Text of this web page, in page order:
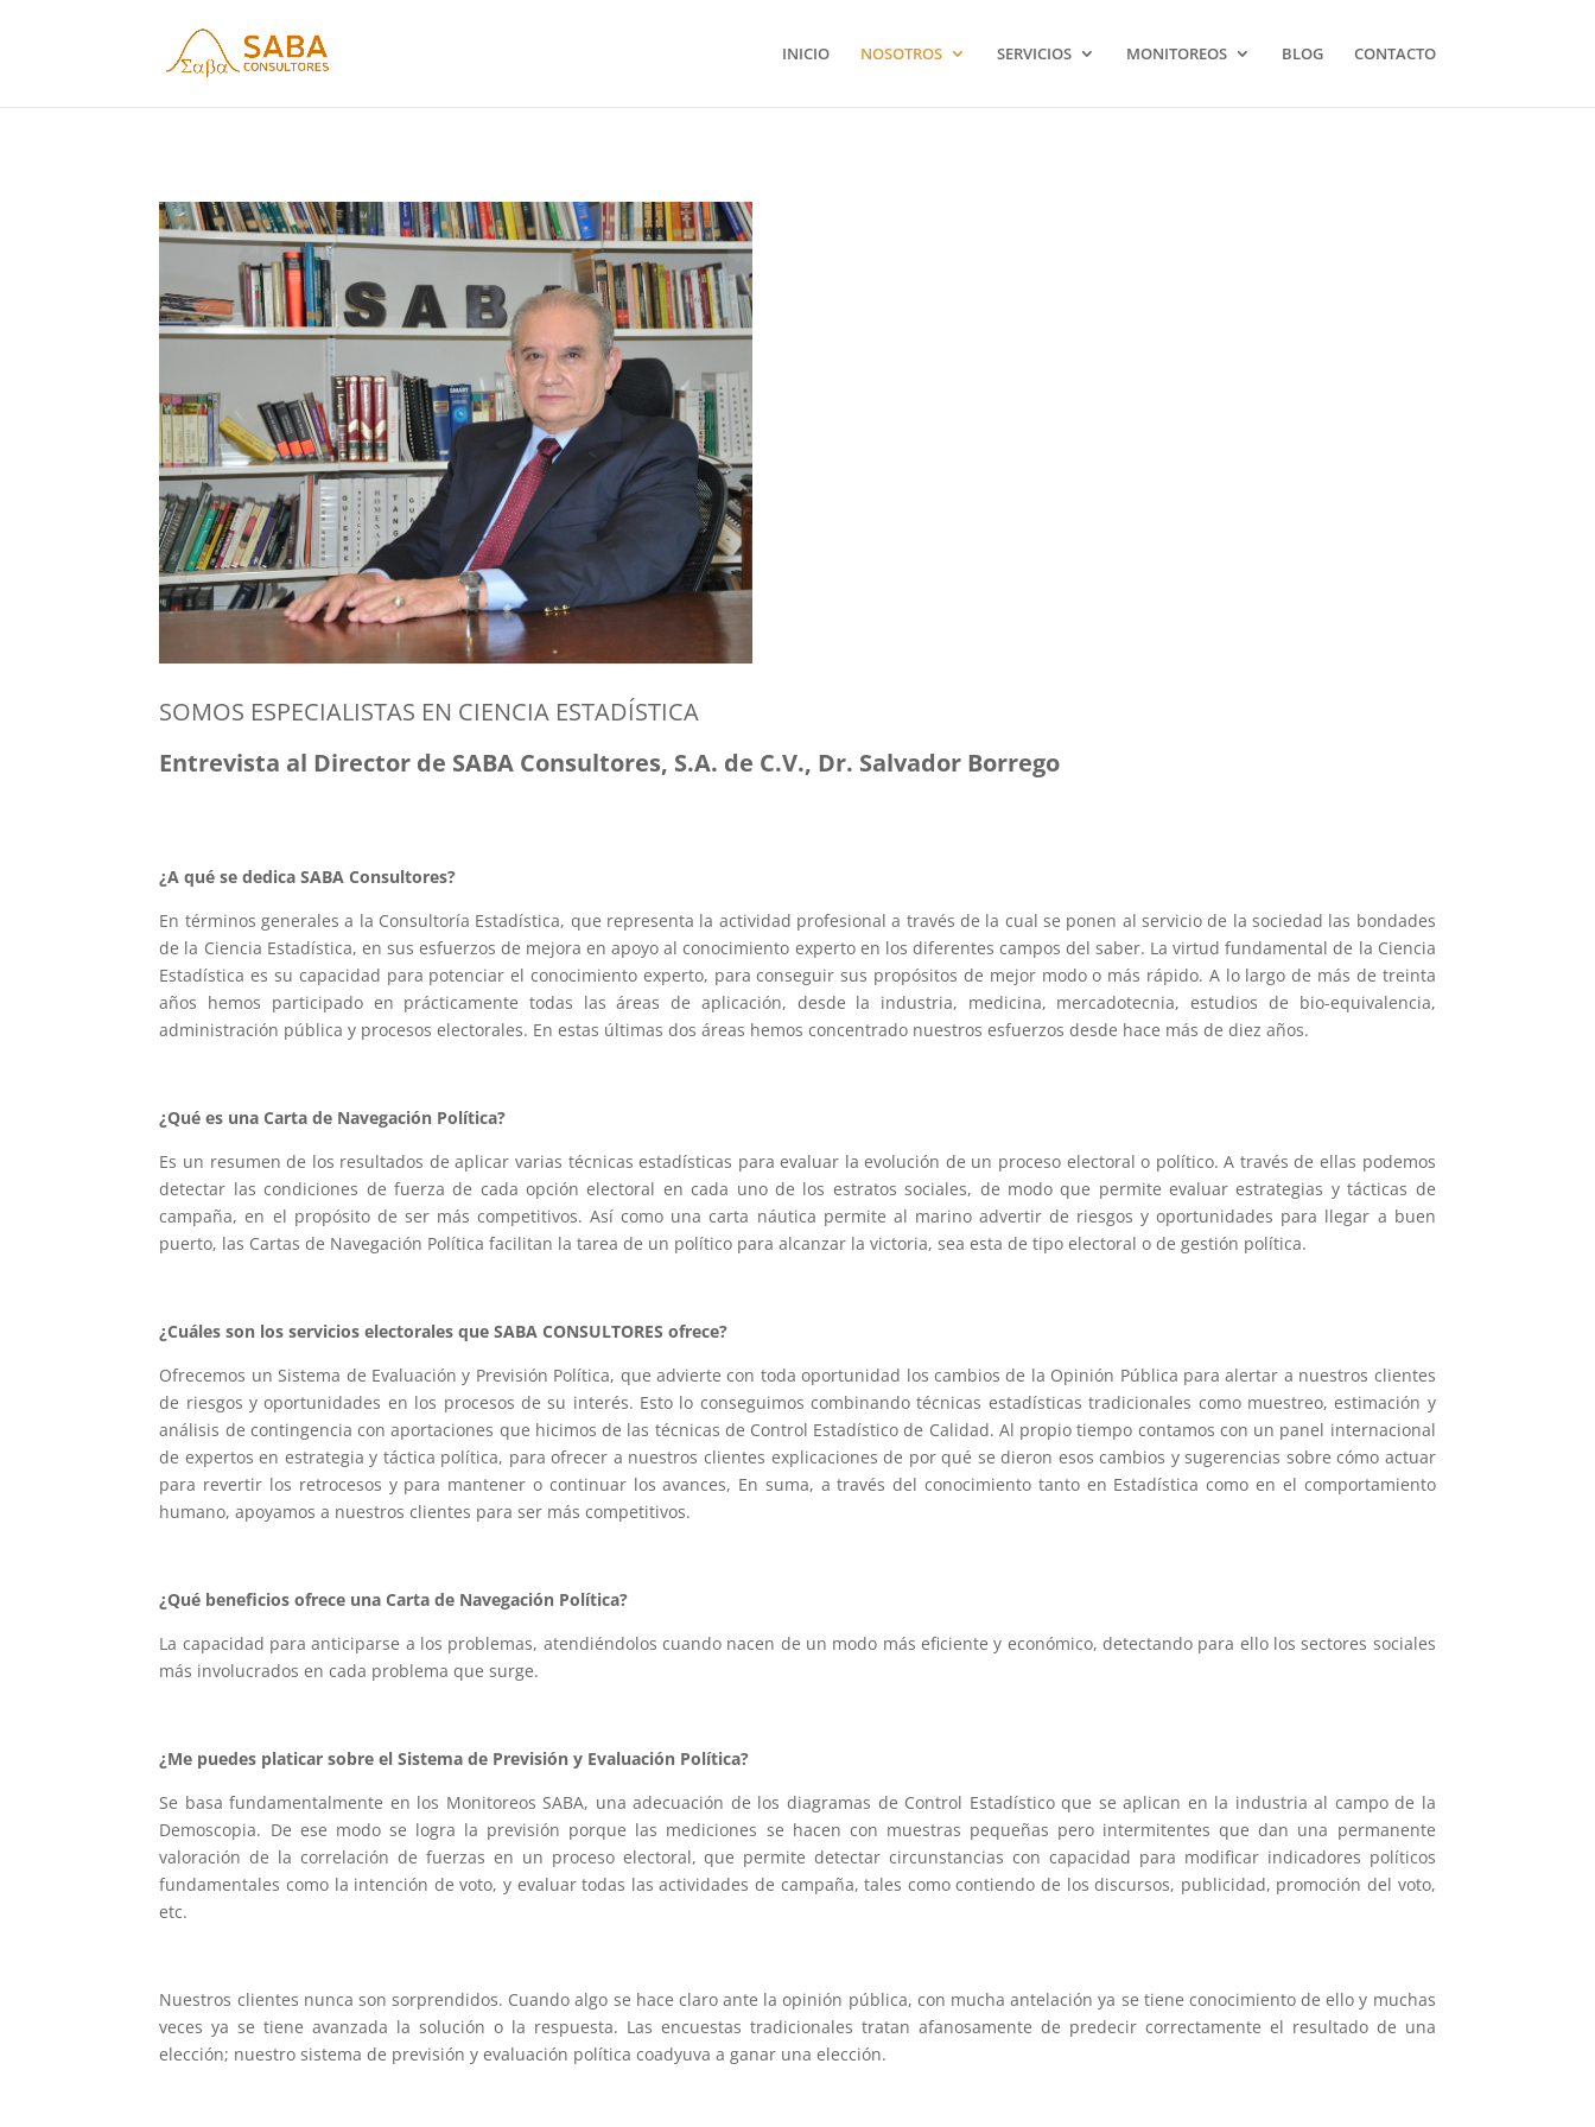
INICIO NOSOTROS SERVICIOS MONITOREOS BLOG CONTACTO
SOMOS ESPECIALISTAS EN CIENCIA ESTADÍSTICA
Entrevista al Director de SABA Consultores, S.A. de C.V., Dr. Salvador Borrego
¿A qué se dedica SABA Consultores?
En términos generales a la Consultoría Estadística, que representa la actividad profesional a través de la cual se ponen al servicio de la sociedad las bondades
de la Ciencia Estadística, en sus esfuerzos de mejora en apoyo al conocimiento experto en los diferentes campos del saber. La virtud fundamental de la Ciencia
Estadística es su capacidad para potenciar el conocimiento experto, para conseguir sus propósitos de mejor modo o más rápido. A lo largo de más de treinta
años hemos participado en prácticamente todas las áreas de aplicación, desde la industria, medicina, mercadotecnia, estudios de bio-equivalencia,
administración pública y procesos electorales. En estas últimas dos áreas hemos concentrado nuestros esfuerzos desde hace más de diez años.
¿Qué es una Carta de Navegación Política?
Es un resumen de los resultados de aplicar varias técnicas estadísticas para evaluar la evolución de un proceso electoral o político. A través de ellas podemos
detectar las condiciones de fuerza de cada opción electoral en cada uno de los estratos sociales, de modo que permite evaluar estrategias y tácticas de
campaña, en el propósito de ser más competitivos. Así como una carta náutica permite al marino advertir de riesgos y oportunidades para llegar a buen
puerto, las Cartas de Navegación Política facilitan la tarea de un político para alcanzar la victoria, sea esta de tipo electoral o de gestión política.
¿Cuáles son los servicios electorales que SABA CONSULTORES ofrece?
Ofrecemos un Sistema de Evaluación y Previsión Política, que advierte con toda oportunidad los cambios de la Opinión Pública para alertar a nuestros clientes
de riesgos y oportunidades en los procesos de su interés. Esto lo conseguimos combinando técnicas estadísticas tradicionales como muestreo, estimación y
análisis de contingencia con aportaciones que hicimos de las técnicas de Control Estadístico de Calidad. Al propio tiempo contamos con un panel internacional
de expertos en estrategia y táctica política, para ofrecer a nuestros clientes explicaciones de por qué se dieron esos cambios y sugerencias sobre cómo actuar
para revertir los retrocesos y para mantener o continuar los avances, En suma, a través del conocimiento tanto en Estadística como en el comportamiento
humano, apoyamos a nuestros clientes para ser más competitivos.
¿Qué beneficios ofrece una Carta de Navegación Política?
La capacidad para anticiparse a los problemas, atendiéndolos cuando nacen de un modo más eficiente y económico, detectando para ello los sectores sociales
más involucrados en cada problema que surge.
¿Me puedes platicar sobre el Sistema de Previsión y Evaluación Política?
Se basa fundamentalmente en los Monitoreos SABA, una adecuación de los diagramas de Control Estadístico que se aplican en la industria al campo de la
Demoscopia. De ese modo se logra la previsión porque las mediciones se hacen con muestras pequeñas pero intermitentes que dan una permanente
valoración de la correlación de fuerzas en un proceso electoral, que permite detectar circunstancias con capacidad para modificar indicadores políticos
fundamentales como la intención de voto, y evaluar todas las actividades de campaña, tales como contiendo de los discursos, publicidad, promoción del voto,
etc.
Nuestros clientes nunca son sorprendidos. Cuando algo se hace claro ante la opinión pública, con mucha antelación ya se tiene conocimiento de ello y muchas
veces ya se tiene avanzada la solución o la respuesta. Las encuestas tradicionales tratan afanosamente de predecir correctamente el resultado de una
elección; nuestro sistema de previsión y evaluación política coadyuva a ganar una elección.